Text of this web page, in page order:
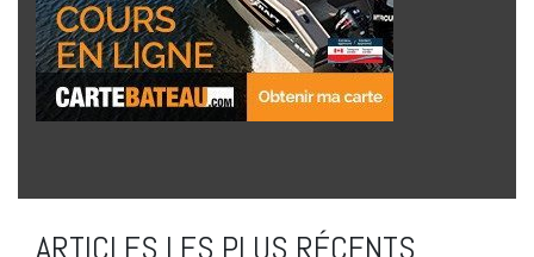
ARTICLES LES PLUS RÉCENTS